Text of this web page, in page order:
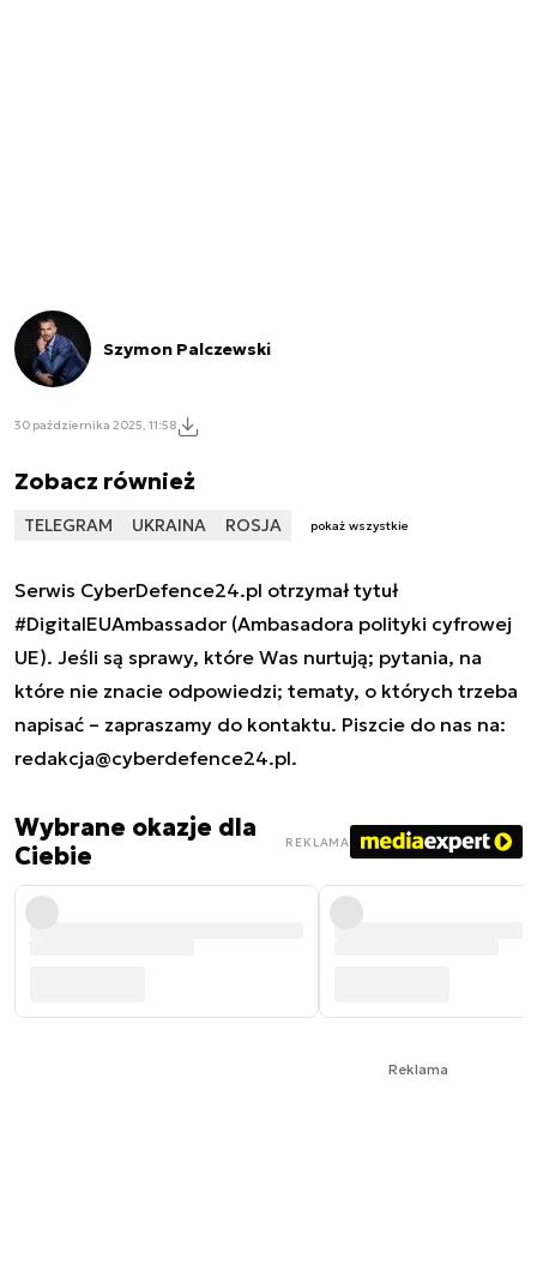
Szymon Palczewski
30 października 2025, 11:58
Zobacz również
TELEGRAM UKRAINA ROSJA pokaż wszystkie
Serwis CyberDefence24.pl otrzymał tytuł
#DigitalEUAmbassador (Ambasadora polityki cyfrowej
UE). Jeśli są sprawy, które Was nurtują; pytania, na
które nie znacie odpowiedzi; tematy, o których trzeba
napisać – zapraszamy do kontaktu. Piszcie do nas na:
redakcja@cyberdefence24.pl.
Wybrane okazje dla
Ciebie
REKLAMA
Reklama